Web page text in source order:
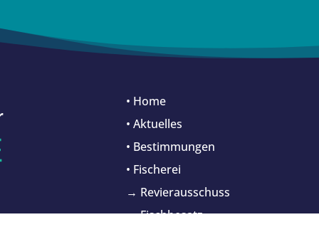
• Home
• Aktuelles
• Bestimmungen
• Fischerei
→ Revierausschuss
→ Fischbesatz